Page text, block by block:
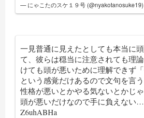
— にゃこたのスケ１９号
一見普通に見えたとしても本当に
て、彼らは穏当に注意されても理
けても頭が悪いために理解できず「
という感覚だけあるので文句を言う
性格が悪いとかやる気ないとかじ
頭が悪いだけなので手に負えな
Z6uhABHa